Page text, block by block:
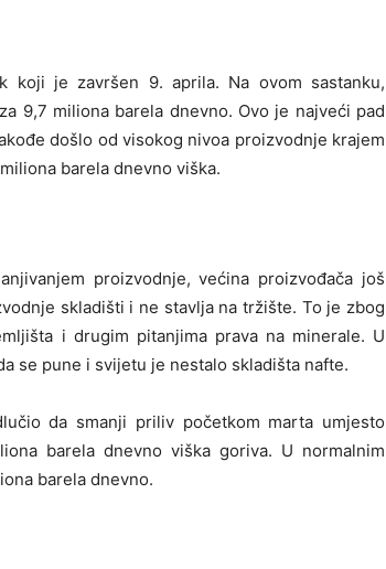
koji je završen 9. aprila. Na ovom sastanku,
9,7 miliona barela dnevno. Ovo je najveći pad
došlo od visokog nivoa proizvodnje krajem
barela dnevno viška.
proizvodnje, većina proizvođača još
skladišti i ne stavlja na tržište. To je zbog
i drugim pitanjima prava na minerale. U
se pune i svijetu je nestalo skladišta nafte.
da smanji priliv početkom marta umjesto
barela dnevno viška goriva. U normalnim
barela dnevno.